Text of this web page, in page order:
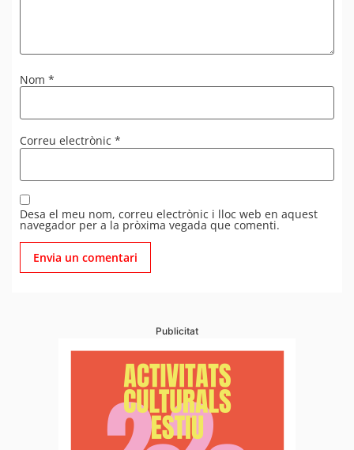
Nom *
Correu electrònic *
Desa el meu nom, correu electrònic i lloc web en aquest
navegador per a la pròxima vegada que comenti.
Publicitat